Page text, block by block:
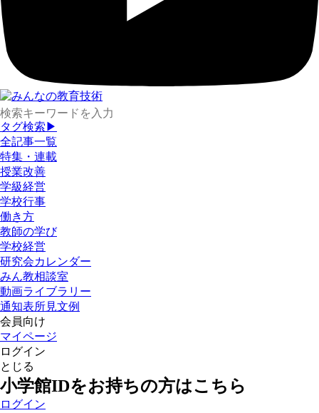
タグ検索▶
全記事一覧
特集・連載
授業改善
学級経営
学校行事
働き方
教師の学び
学校経営
研究会カレンダー
みん教相談室
動画ライブラリー
通知表所見文例
会員向け
マイページ
ログイン
とじる
小学館IDをお持ちの方はこちら
ログイン